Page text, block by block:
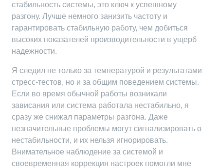
стабильность системы, это ключ к успешному
разгону. Лучше немного занизить частоту и
гарантировать стабильную работу, чем добиться
высоких показателей производительности в ущерб
надежности.
Я следил не только за температурой и результатами
стресс-тестов, но и за общим поведением системы.
Если во время обычной работы возникали
зависания или система работала нестабильно, я
сразу же снижал параметры разгона. Даже
незначительные проблемы могут сигнализировать о
нестабильности, и их нельзя игнорировать.
Внимательное наблюдение за системой и
своевременная коррекция настроек помогли мне